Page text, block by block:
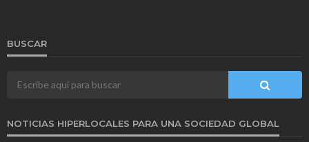
BUSCAR
NOTICIAS HIPERLOCALES PARA UNA SOCIEDAD GLOBAL